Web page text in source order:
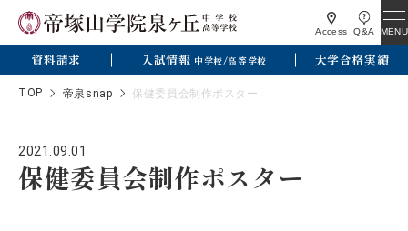
Access Q&A MENU
資料請求 入試情報 中学校/高等学校 大学合格実績
TOP 帝泉snap 保健委員会制作ポスター
2021.09.01
保健委員会制作ポスター